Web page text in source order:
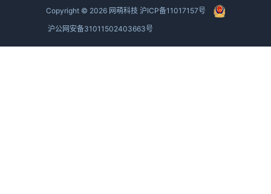
Copyright © 2026 网萌科技 沪ICP备11017157号
沪公网安备31011502403663号